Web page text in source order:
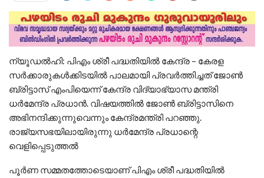
ന്യൂഡൽഹി: പിഎം ശ്രീ പദ്ധതിയിൽ കേന്ദ്ര – കേരള
സർക്കാരുകൾക്കിടയിൽ പാലമായി പ്രവർത്തിച്ചത് ജോൺ
ബ്രിട്ടാസ് എംപിയെന്ന് കേന്ദ്ര വിദ്യാഭ്യാസ മന്ത്രി
ധർമേന്ദ്ര പ്രധാൻ. വിഷയത്തിൽ ജോൺ ബ്രിട്ടാസിനെ
അഭിനന്ദിക്കുന്നുവെന്നും കേന്ദ്രമന്ത്രി പറഞ്ഞു.
രാജ്യസഭയിലായിരുന്നു ധർമേന്ദ്ര പ്രധാന്റെ
വെളിപ്പെടുത്തൽ
പൂർണ സമ്മതത്തോടെയാണ് പിഎം ശ്രീ പദ്ധതിയിൽ